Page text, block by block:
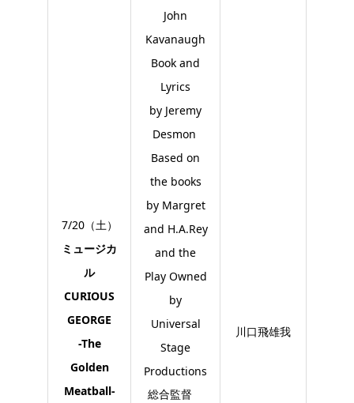
7/20（土）
ミュージカ
ル
CURIOUS
GEORGE
-The
Golden
Meatball-
John
Kavanaugh
Book and
Lyrics
by Jeremy
Desmon
Based on
the books
by Margret
and H.A.Rey
and the
Play Owned
by
Universal
Stage
Productions
総合監督
川口飛雄我